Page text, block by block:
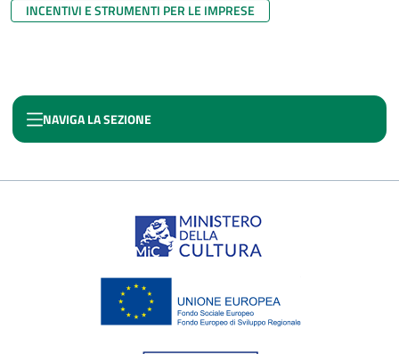
INCENTIVI E STRUMENTI PER LE IMPRESE
NAVIGA LA SEZIONE
CULTURA CREA